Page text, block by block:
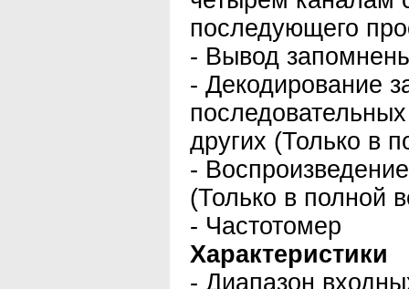
последующего
- Вывод
- Декодирование
других (Только в
-
(Только в полной
- Частотомер
Характеристики
- Диапазон